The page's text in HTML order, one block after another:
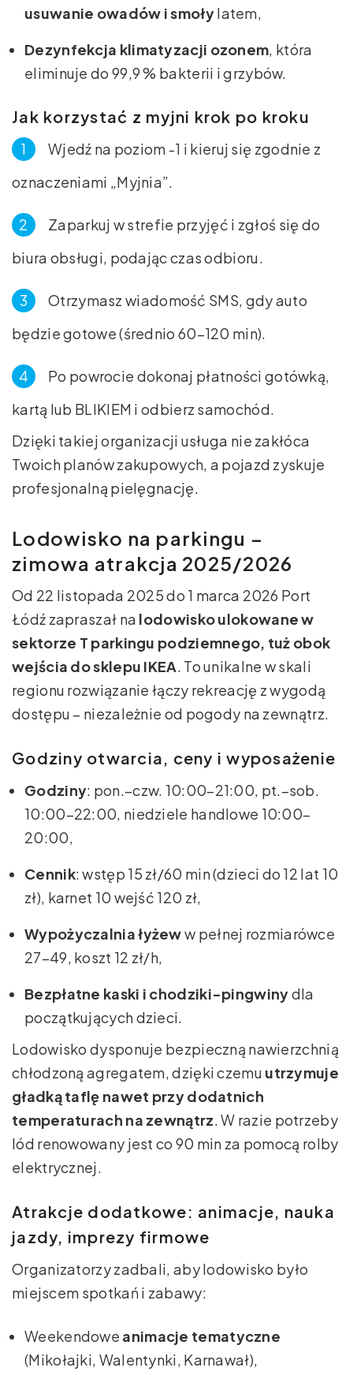
usuwanie owadów i smołylatem,
Dezynfekcja klimatyzacji ozonem , która
eliminuje do 99,9 % bakterii i grzybów.
Jak korzystać z myjni krok po kroku
Wjedź na poziom -1 i kieruj się zgodnie z
oznaczeniami „Myjnia”.
Zaparkuj w strefie przyjęć i zgłoś się do
biura obsługi, podając czas odbioru.
Otrzymasz wiadomość SMS, gdy auto
będzie gotowe (średnio 60–120 min).
Po powrocie dokonaj płatności gotówką,
kartą lub BLIKIEM i odbierz samochód.
Dzięki takiej organizacji usługa nie zakłóca
Twoich planów zakupowych, a pojazd zyskuje
profesjonalną pielęgnację.
Lodowisko na parkingu –
zimowa atrakcja 2025/2026
Od 22 listopada 2025 do 1 marca 2026 Port
Łódź zapraszał na lodowisko ulokowane w
sektorze T parkingu podziemnego, tuż obok
wejścia do sklepu IKEA . To unikalne w skali
regionu rozwiązanie łączy rekreację z wygodą
dostępu – niezależnie od pogody na zewnątrz.
Godziny otwarcia, ceny i wyposażenie
Godziny: pon.–czw. 10:00–21:00, pt.–sob.
10:00–22:00, niedziele handlowe 10:00–
20:00,
Cennik: wstęp 15 zł/60 min (dzieci do 12 lat 10
zł), karnet 10 wejść 120 zł,
Wypożyczalnia łyżeww pełnej rozmiarówce
27–49, koszt 12 zł/h,
Bezpłatne kaski i chodziki-pingwinydla
początkujących dzieci.
Lodowisko dysponuje bezpieczną nawierzchnią
chłodzoną agregatem, dzięki czemu utrzymuje
gładką taflę nawet przy dodatnich
temperaturach na zewnątrz . W razie potrzeby
lód renowowany jest co 90 min za pomocą rolby
elektrycznej.
Atrakcje dodatkowe: animacje, nauka
jazdy, imprezy firmowe
Organizatorzy zadbali, aby lodowisko było
miejscem spotkań i zabawy:
Weekendowe animacje tematyczne
(Mikołajki, Walentynki, Karnawał),